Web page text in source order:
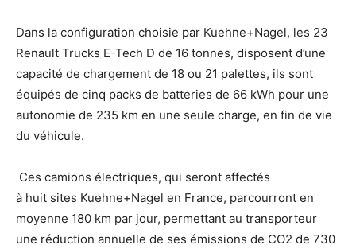
Dans la configuration choisie par Kuehne+Nagel, les 23
Renault Trucks E-Tech D de 16 tonnes, disposent d’une
capacité de chargement de 18 ou 21 palettes, ils sont
équipés de cinq packs de batteries de 66 kWh pour une
autonomie de 235 km en une seule charge, en fin de vie
du véhicule.
Ces camions électriques, qui seront affectés
à huit sites Kuehne+Nagel en France, parcourront en
moyenne 180 km par jour, permettant au transporteur
une réduction annuelle de ses émissions de CO2 de 730